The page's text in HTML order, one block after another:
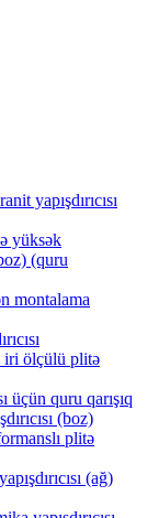
yapışdırıcısı
yüksək
(quru
montalama
iri ölçülü plitə
üçün quru qarışıq
(boz)
plitə
(ağ)